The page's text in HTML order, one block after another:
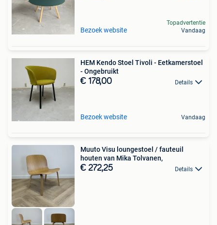
Bezoek website
Topadvertentie
Vandaag
HEM Kendo Stoel Tivoli - Eetkamerstoel
- Ongebruikt
€ 178,00 Details
Bezoek website Vandaag
Muuto Visu loungestoel / fauteuil
houten van Mika Tolvanen,
€ 272,25 Details